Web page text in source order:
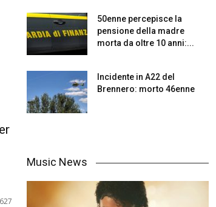
50enne percepisce la
pensione della madre
morta da oltre 10 anni:...
Incidente in A22 del
Brennero: morto 46enne
Music News